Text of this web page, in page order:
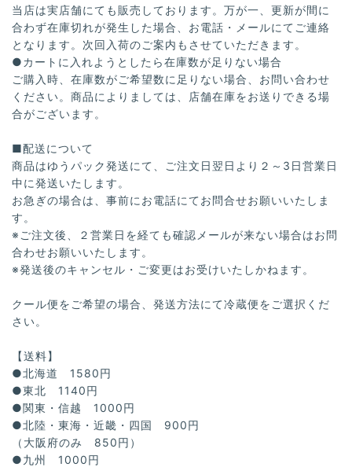
当店は実店舗にても販売しております。万が一、更新が間に
合わず在庫切れが発生した場合、お電話・メールにてご連絡
となります。次回入荷のご案内もさせていただきます。
●カートに入れようとしたら在庫数が足りない場合
ご購入時、在庫数がご希望数に足りない場合、お問い合わせ
ください。商品によりましては、店舗在庫をお送りできる場
合がございます。
■配送について
商品はゆうパック発送にて、ご注文日翌日より２～3日営業日
中に発送いたします。
お急ぎの場合は、事前にお電話にてお問合せお願いいたしま
す。
※ご注文後、２営業日を経ても確認メールが来ない場合はお問
合わせお願いいたします。
※発送後のキャンセル・ご変更はお受けいたしかねます。
クール便をご希望の場合、発送方法にて冷蔵便をご選択くだ
さい。
【送料】
●北海道 1580円
●東北 1140円
●関東・信越 1000円
●北陸・東海・近畿・四国 900円
（大阪府のみ 850円）
●九州 1000円